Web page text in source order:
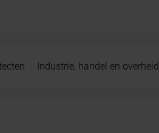
Industrie, handel en overheid